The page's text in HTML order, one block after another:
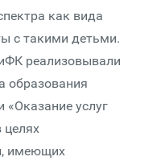
как вида
с такими детьми.
реализовывали
образования
«Оказание услуг
целях
имеющих